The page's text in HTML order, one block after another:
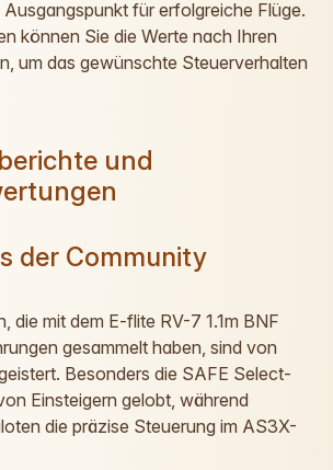
für erfolgreiche Flüge.
können Sie die Werte nach Ihren
um das gewünschte Steuerverhalten
und
der Community
die mit dem E-flite RV-7 1.1m BNF
gesammelt haben, sind von
Besonders die SAFE Select-
Einsteigern gelobt, während
die präzise Steuerung im AS3X-